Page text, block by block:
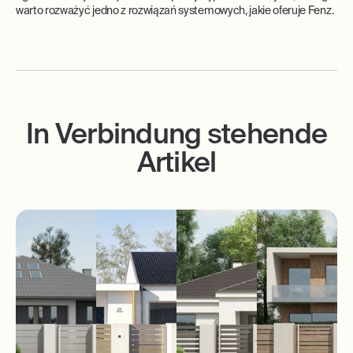
warto rozważyć jedno z rozwiązań systemowych, jakie oferuje Fenz.
In Verbindung stehende
Artikel